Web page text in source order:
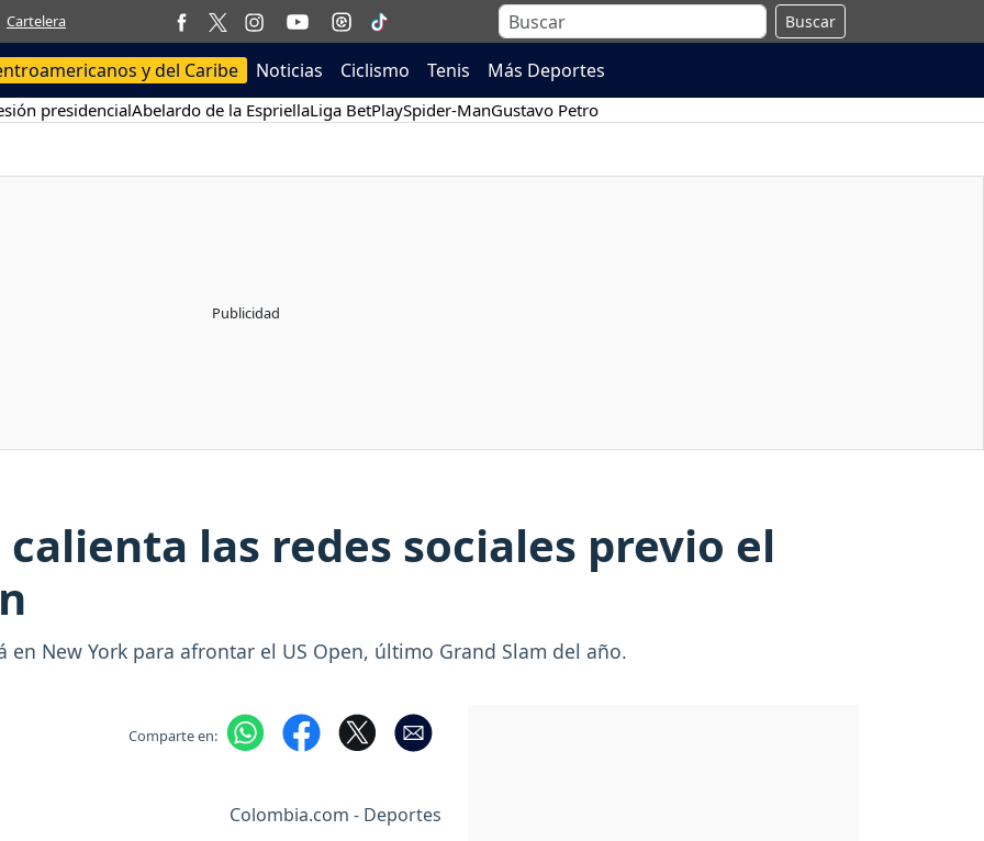
Cartelera Buscar
y del Caribe Noticias Ciclismo Tenis Más Deportes
presidencialAbelardo de la EspriellaLiga BetPlaySpider-ManGustavo Petro
las redes sociales previo el
en New York para afrontar el US Open, último Grand Slam del año.
Comparte en:
Colombia.com - Deportes